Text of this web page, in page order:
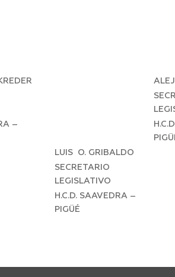
–
LUIS O. GRIBALDO
SECRETARIO
LEGISLATIVO
H.C.D. SAAVEDRA –
PIGÜÉ